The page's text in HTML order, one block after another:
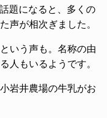
題になると、多くの
声が相次ぎました。
いう声も。名称の由
人もいるようです。
岩井農場の牛乳がお